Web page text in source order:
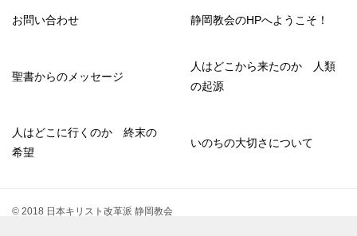
お問い合わせ 静岡教会のHPへようこそ！
聖書からのメッセージ
人はどこから来たのか 人類
の起源
人はどこに行くのか 終末の
希望
いのちの大切さについて
© 2018 日本キリスト改革派 静岡教会